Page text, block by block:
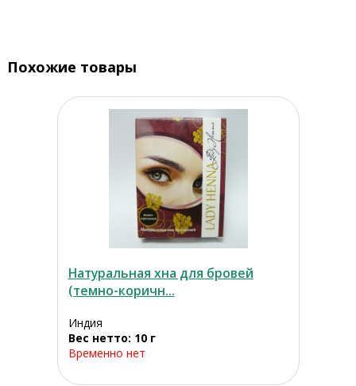
Похожие товары
Натуральная хна для бровей
(темно-коричн...
Индия
Вес нетто: 10 г
Временно нет